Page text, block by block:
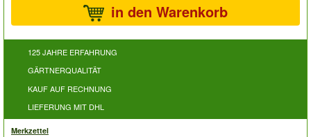
in den Warenkorb
125 JAHRE ERFAHRUNG
GÄRTNERQUALITÄT
KAUF AUF RECHNUNG
LIEFERUNG MIT DHL
Merkzettel